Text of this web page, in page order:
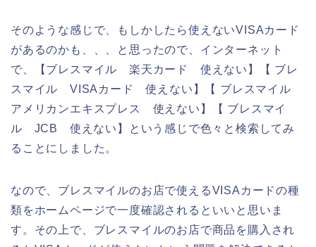
そのような感じで、もしかしたら使えないVISAカード
があるのかも、、、と思ったので、インターネット
で、【ブレスマイル 楽天カード 使えない】【 ブレ
スマイル VISAカード 使えない】【 ブレスマイル
アメリカンエキスプレス 使えない】【 ブレスマイ
ル JCB 使えない】という感じで色々と検索してみ
ることにしました。
なので、ブレスマイルのお店で使えるVISAカードの種
類をホームページで一度確認されるといいと思いま
す。その上で、ブレスマイルのお店で商品を購入され